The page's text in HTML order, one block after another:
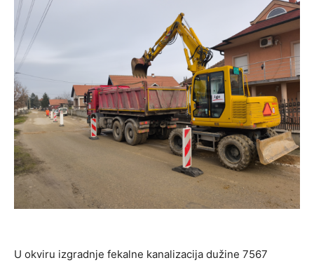
U okviru izgradnje fekalne kanalizacija dužine 7567